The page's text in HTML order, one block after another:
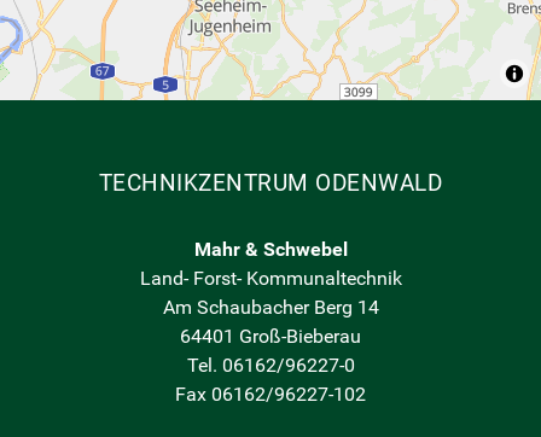
TECHNIKZENTRUM ODENWALD
Mahr & Schwebel
Land- Forst- Kommunaltechnik
Am Schaubacher Berg 14
64401 Groß-Bieberau
Tel. 06162/96227-0
Fax 06162/96227-102